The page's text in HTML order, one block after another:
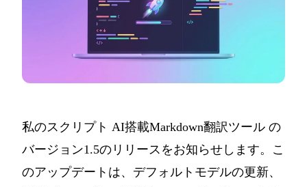
私のスクリプト AI搭載Markdown翻訳ツール の
バージョン1.5のリリースをお知らせします。こ
のアップデートは、デフォルトモデルの更新、